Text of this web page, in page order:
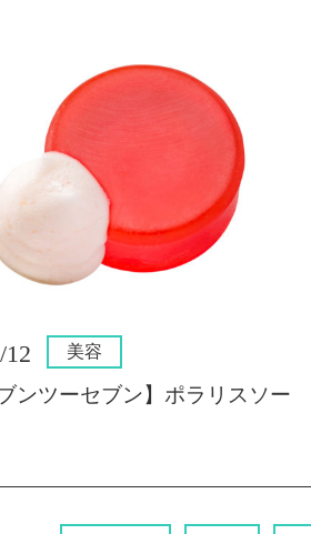
12 美容
ブンツーセブン】ポラリスソー